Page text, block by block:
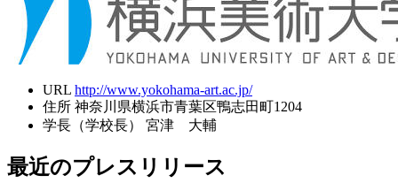
URL http://www.yokohama-art.ac.jp/
住所 神奈川県横浜市青葉区鴨志田町1204
学長（学校長）
宮津 大輔
最近のプレスリリース